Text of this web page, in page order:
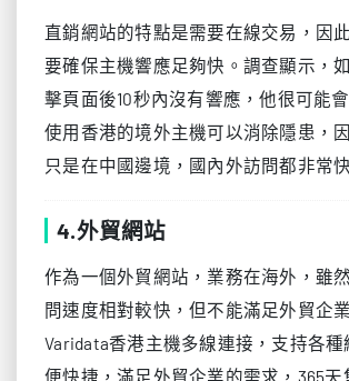
直銷網站的特點是需要在線交易，因
要確保主機響應足夠快。調查顯示，
擊頁面後10秒內沒有響應，他很可能
使用香港的境外主機可以消除隱患，
只是在中國邊境，國內外訪問都非常快
4.外貿網站
作為一個外貿網站，業務在海外，雖
問速度相對較快，但不能滿足外貿企
Varidata香港主機多線連接，支持各
便快捷，滿足外貿企業的需求，365天